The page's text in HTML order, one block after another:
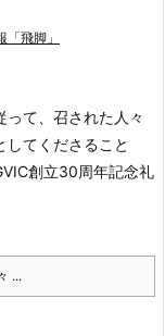
「飛脚」
って、召された人々
てくださること
創立30周年記念礼
...